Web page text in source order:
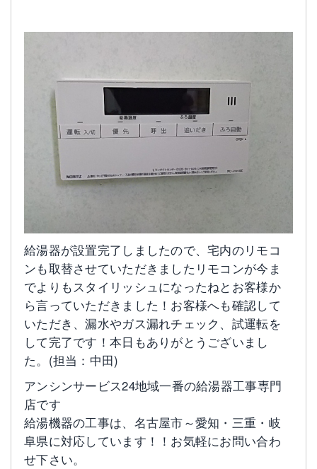
給湯器が設置完了しましたので、宅内のリモコ
ンも取替させていただきましたリモコンが今ま
でよりもスタイリッシュになったねとお客様か
ら言っていただきました！お客様へも確認して
いただき、漏水やガス漏れチェック、試運転を
して完了です！本日もありがとうございまし
た。(担当：中田)
アンシンサービス24地域一番の給湯器工事専門
店です
給湯機器の工事は、名古屋市～愛知・三重・岐
阜県に対応しています！！お気軽にお問い合わ
せ下さい。